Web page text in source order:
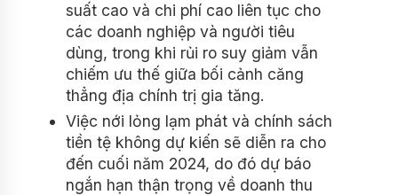
suất cao và chi phí cao liên tục cho
các doanh nghiệp và người tiêu
dùng, trong khi rủi ro suy giảm vẫn
chiếm ưu thế giữa bối cảnh căng
thẳng địa chính trị gia tăng.
Việc nới lỏng lạm phát và chính sách
tiền tệ không dự kiến ​​sẽ diễn ra cho
đến cuối năm 2024, do đó dự báo
ngắn hạn thận trọng về doanh thu